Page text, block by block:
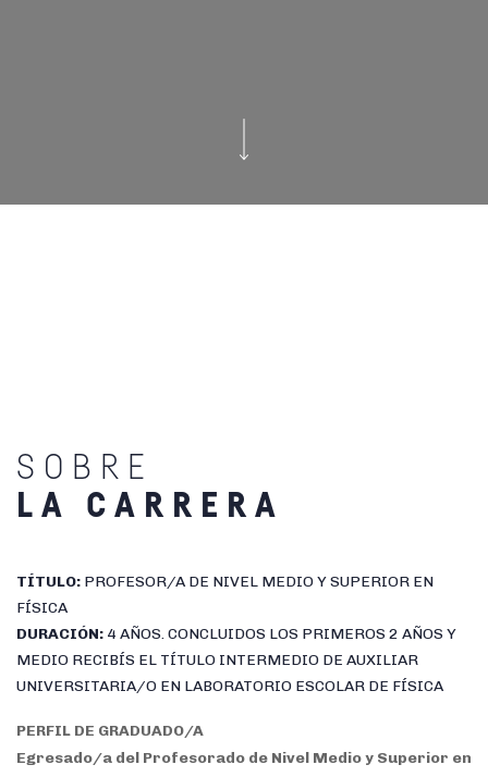
SOBRE
LA CARRERA
TÍTULO: PROFESOR/A DE NIVEL MEDIO Y SUPERIOR EN
FÍSICA
DURACIÓN: 4 AÑOS. CONCLUIDOS LOS PRIMEROS 2 AÑOS Y
MEDIO RECIBÍS EL TÍTULO INTERMEDIO DE AUXILIAR
UNIVERSITARIA/O EN LABORATORIO ESCOLAR DE FÍSICA
PERFIL DE GRADUADO/A
Egresado/a del Profesorado de Nivel Medio y Superior en